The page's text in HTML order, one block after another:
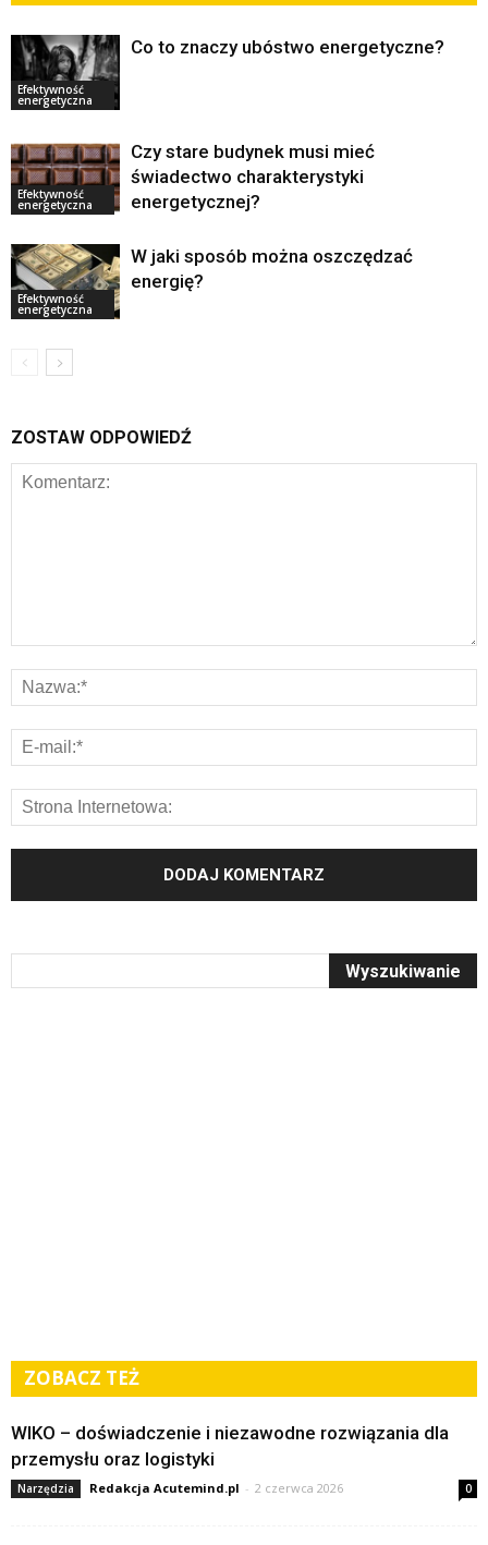
Efektywność
energetyczna
Co to znaczy ubóstwo energetyczne?
Efektywność
energetyczna
Czy stare budynek musi mieć
świadectwo charakterystyki
energetycznej?
Efektywność
energetyczna
W jaki sposób można oszczędzać
energię?
ZOSTAW ODPOWIEDŹ
ZOBACZ TEŻ
WIKO – doświadczenie i niezawodne rozwiązania dla
przemysłu oraz logistyki
Narzędzia Redakcja Acutemind.pl - 2 czerwca 2026 0